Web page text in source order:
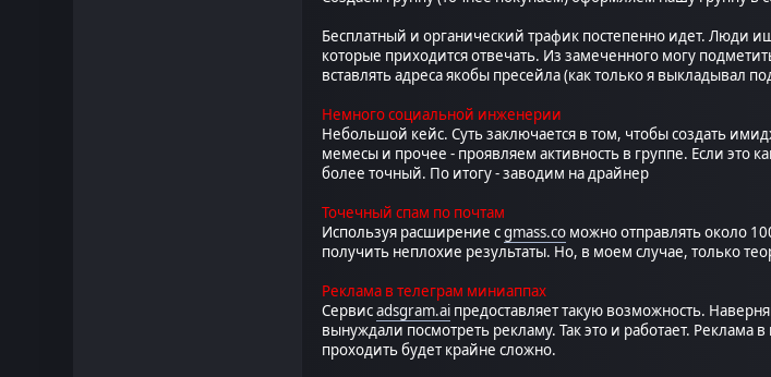
Бесплатный и органический трафик постепенно идет. Люди
которые приходится отвечать. Из замеченного могу
вставлять адреса якобы пресейла (как только я выкладывал
Немного социальной инженерии
Небольшой кейс. Суть заключается в том, чтобы создать
мемесы и прочее - проявляем активность в группе. Если это
более точный. По итогу - заводим на драйнер
Точечный спам по почтам
Используя расширение сgmass.co можно отправлять около
получить неплохие результаты. Но, в моем случае, только
Реклама в телеграм миниаппах
Сервисadsgram.ai предоставляет такую возможность.
вынуждали посмотреть рекламу. Так это и работает.
проходить будет крайне сложно.